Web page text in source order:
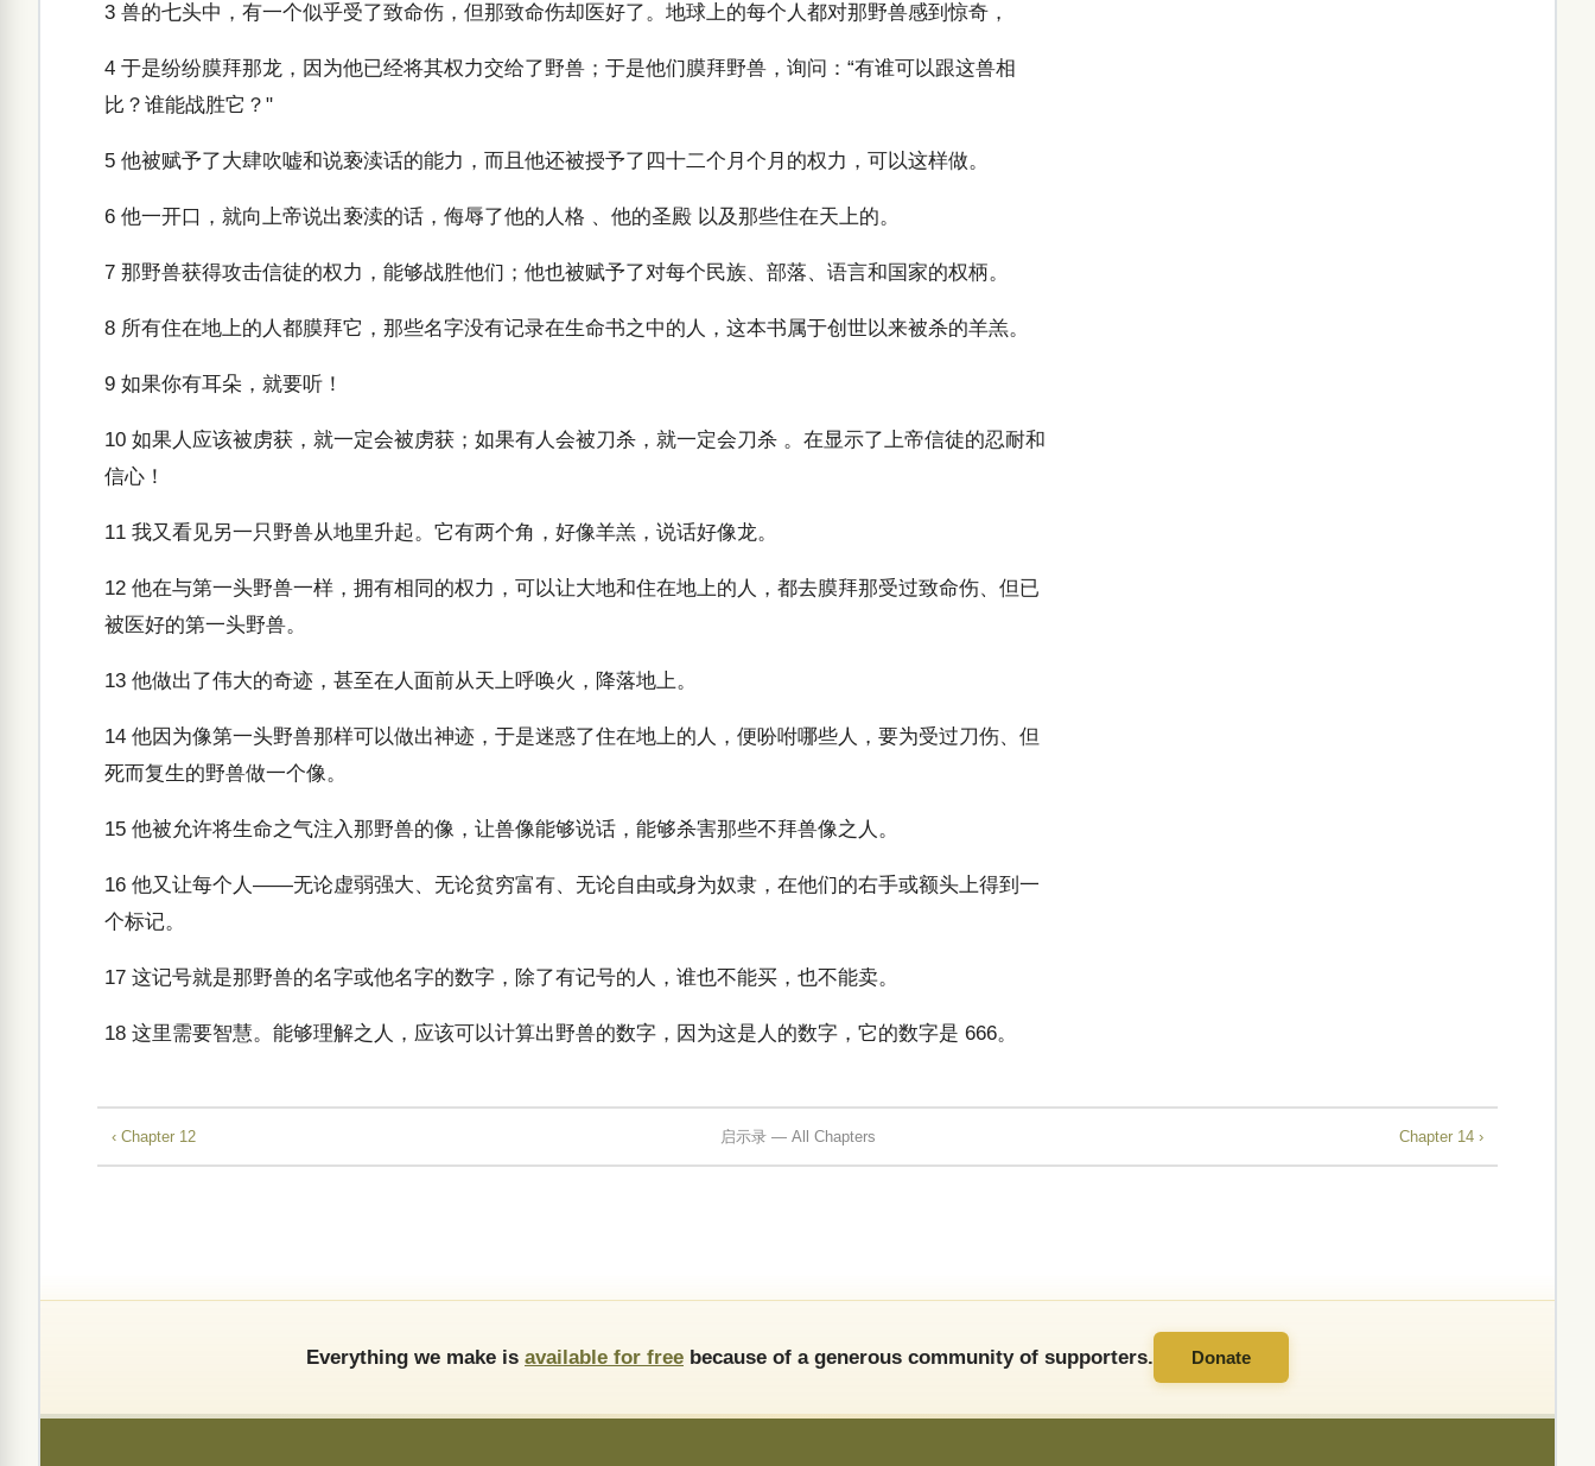
3 兽的七头中，有一个似乎受了致命伤，但那致命伤却医好了。地球上的每个人都对那野兽感到惊奇，
4 于是纷纷膜拜那龙，因为他已经将其权力交给了野兽；于是他们膜拜野兽，询问：“有谁可以跟这兽相
比？谁能战胜它？"
5 他被赋予了大肆吹嘘和说亵渎话的能力，而且他还被授予了四十二个月个月的权力，可以这样做。
6 他一开口，就向上帝说出亵渎的话，侮辱了他的人格 、他的圣殿 以及那些住在天上的。
7 那野兽获得攻击信徒的权力，能够战胜他们；他也被赋予了对每个民族、部落、语言和国家的权柄。
8 所有住在地上的人都膜拜它，那些名字没有记录在生命书之中的人，这本书属于创世以来被杀的羊羔。
9 如果你有耳朵，就要听！
10 如果人应该被虏获，就一定会被虏获；如果有人会被刀杀，就一定会刀杀 。在显示了上帝信徒的忍耐和
信心！
11 我又看见另一只野兽从地里升起。它有两个角，好像羊羔，说话好像龙。
12 他在与第一头野兽一样，拥有相同的权力，可以让大地和住在地上的人，都去膜拜那受过致命伤、但已
被医好的第一头野兽。
13 他做出了伟大的奇迹，甚至在人面前从天上呼唤火，降落地上。
14 他因为像第一头野兽那样可以做出神迹，于是迷惑了住在地上的人，便吩咐哪些人，要为受过刀伤、但
死而复生的野兽做一个像。
15 他被允许将生命之气注入那野兽的像，让兽像能够说话，能够杀害那些不拜兽像之人。
16 他又让每个人——无论虚弱强大、无论贫穷富有、无论自由或身为奴隶，在他们的右手或额头上得到一
个标记。
17 这记号就是那野兽的名字或他名字的数字，除了有记号的人，谁也不能买，也不能卖。
18 这里需要智慧。能够理解之人，应该可以计算出野兽的数字，因为这是人的数字，它的数字是 666。
‹ Chapter 12 启示录 — All Chapters Chapter 14 ›
Everything we make is available for free because of a generous community of supporters. Donate